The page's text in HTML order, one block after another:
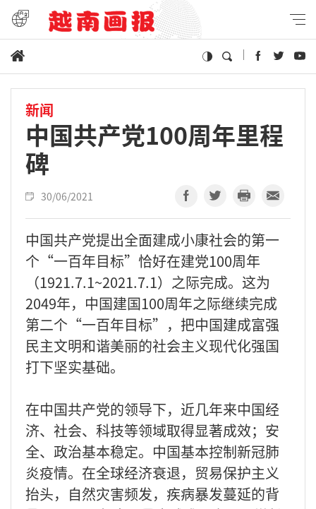
新闻
中国共产党100周年里程
碑
30/06/2021
中国共产党提出全面建成小康社会的第一
个“一百年目标”恰好在建党100周年
（1921.7.1~2021.7.1）之际完成。这为
2049年，中国建国100周年之际继续完成
第二个“一百年目标”，把中国建成富强
民主文明和谐美丽的社会主义现代化强国
打下坚实基础。
在中国共产党的领导下，近几年来中国经
济、社会、科技等领域取得显著成效；安
全、政治基本稳定。中国基本控制新冠肺
炎疫情。在全球经济衰退，贸易保护主义
抬头，自然灾害频发，疾病暴发蔓延的背